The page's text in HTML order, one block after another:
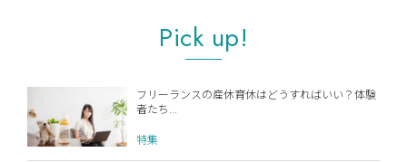
Pick up!
フリーランスの産休育休はどうすればいい？体験
者たち...
特集